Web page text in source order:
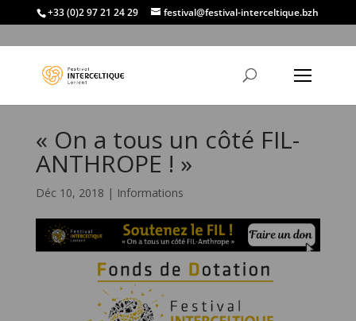
+33 (0)2 97 21 24 29 festival@festival-interceltique.bzh
« On a tous un côté FIL-
ANTHROPE ! »
Déc 10, 2018 | Informations